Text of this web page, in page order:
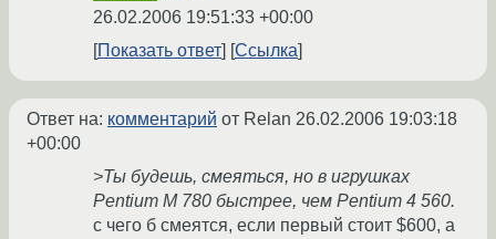
26.02.2006 19:51:33 +00:00
Показать ответ
Ссылка
Ответ на: комментарий от Relan 26.02.2006 19:03:18
+00:00
>Ты будешь, смеяться, но в игрушках
Pentium M 780 быстрее, чем Pentium 4 560.
с чего б смеятся, если первый стоит $600, а